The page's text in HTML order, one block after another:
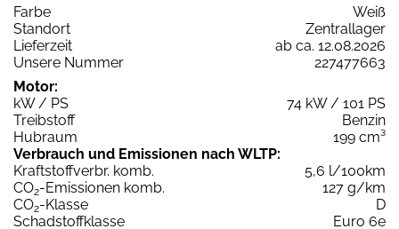
Farbe
Weiß
Standort
Zentrallager
Lieferzeit
ab ca. 12.08.2026
Unsere Nummer
227477663
Motor:
kW / PS
74 kW / 101 PS
Treibstoff
Benzin
Hubraum
199 cm³
Verbrauch und Emissionen nach WLTP:
Kraftstoffverbr. komb.
5,6 l/100km
CO2-Emissionen komb.
127 g/km
CO2-Klasse
D
Schadstoffklasse
Euro 6e